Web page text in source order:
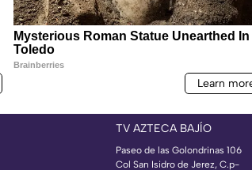
TV AZTECA BAJÍO
Paseo de las Golondrinas 106
Col San Isidro de Jerez, C.p-